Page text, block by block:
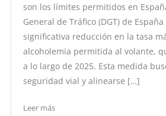
son los límites permitidos en
General de Tráfico (DGT) de
significativa reducción en la tasa
alcoholemia permitida al volante,
a lo largo de 2025. Esta medida
seguridad vial y alinearse […]
Leer más